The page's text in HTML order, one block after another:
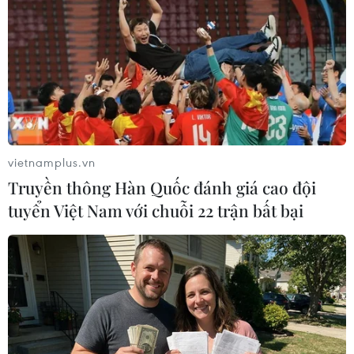
Theo dõi VietnamPlus
TIN LIÊN QUAN
vietnamplus.vn
Truyền thông Hàn Quốc đánh giá cao đội
tuyển Việt Nam với chuỗi 22 trận bất bại